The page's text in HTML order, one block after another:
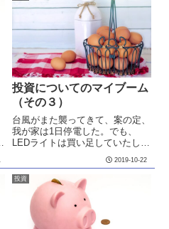
投資についてのマイブーム
（その３）
台風がまた襲ってきて、案の定、
我が家は1日停電した。でも、
LEDライトは買い足していたし、
意していたので、前回よりは気持
ちが落ち着いて過ごせた。バルコ
ニーの目隠しの木製のフェンスが
破壊されたのには驚いたが。被
2019-10-22
投資